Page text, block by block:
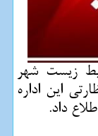
زیست شهر
این اداره
داد.